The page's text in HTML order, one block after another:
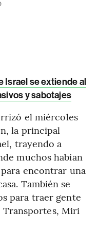
Israel se extiende al
y sabotajes
el miércoles
la principal
trayendo a
muchos habían
encontrar una
También se
para traer gente
Transportes, Miri